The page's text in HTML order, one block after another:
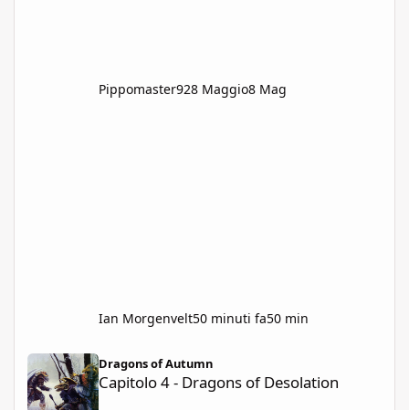
Pippomaster928 Maggio8 Mag
Ian Morgenvelt50 minuti fa50 min
Dragons of Autumn
Capitolo 4 - Dragons of Desolation